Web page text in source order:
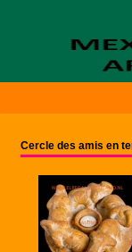
Cercle des amis en